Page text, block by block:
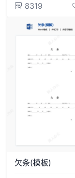
8319
欠条(模板)